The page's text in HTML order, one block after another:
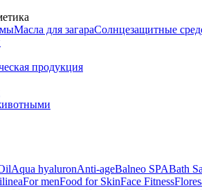
Масла для загараСолнцезащитные
продукция
Aqua hyaluronAnti-ageBalneo SPABath
For menFood for SkinFace Fitness